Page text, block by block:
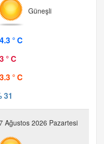
Güneşli
° C
° C
° C
31
Ağustos 2026 Pazartesi